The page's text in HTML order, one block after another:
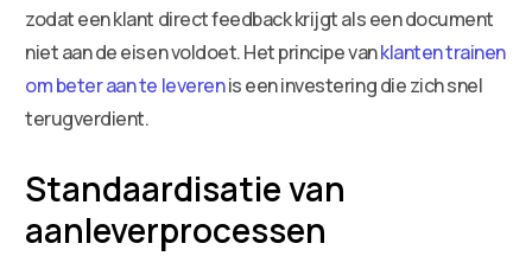
zodat een klant direct feedback krijgt als een document
niet aan de eisen voldoet. Het principe vanklanten trainen
om beter aan te leverenis een investering die zich snel
terugverdient.
Standaardisatie van
aanleverprocessen